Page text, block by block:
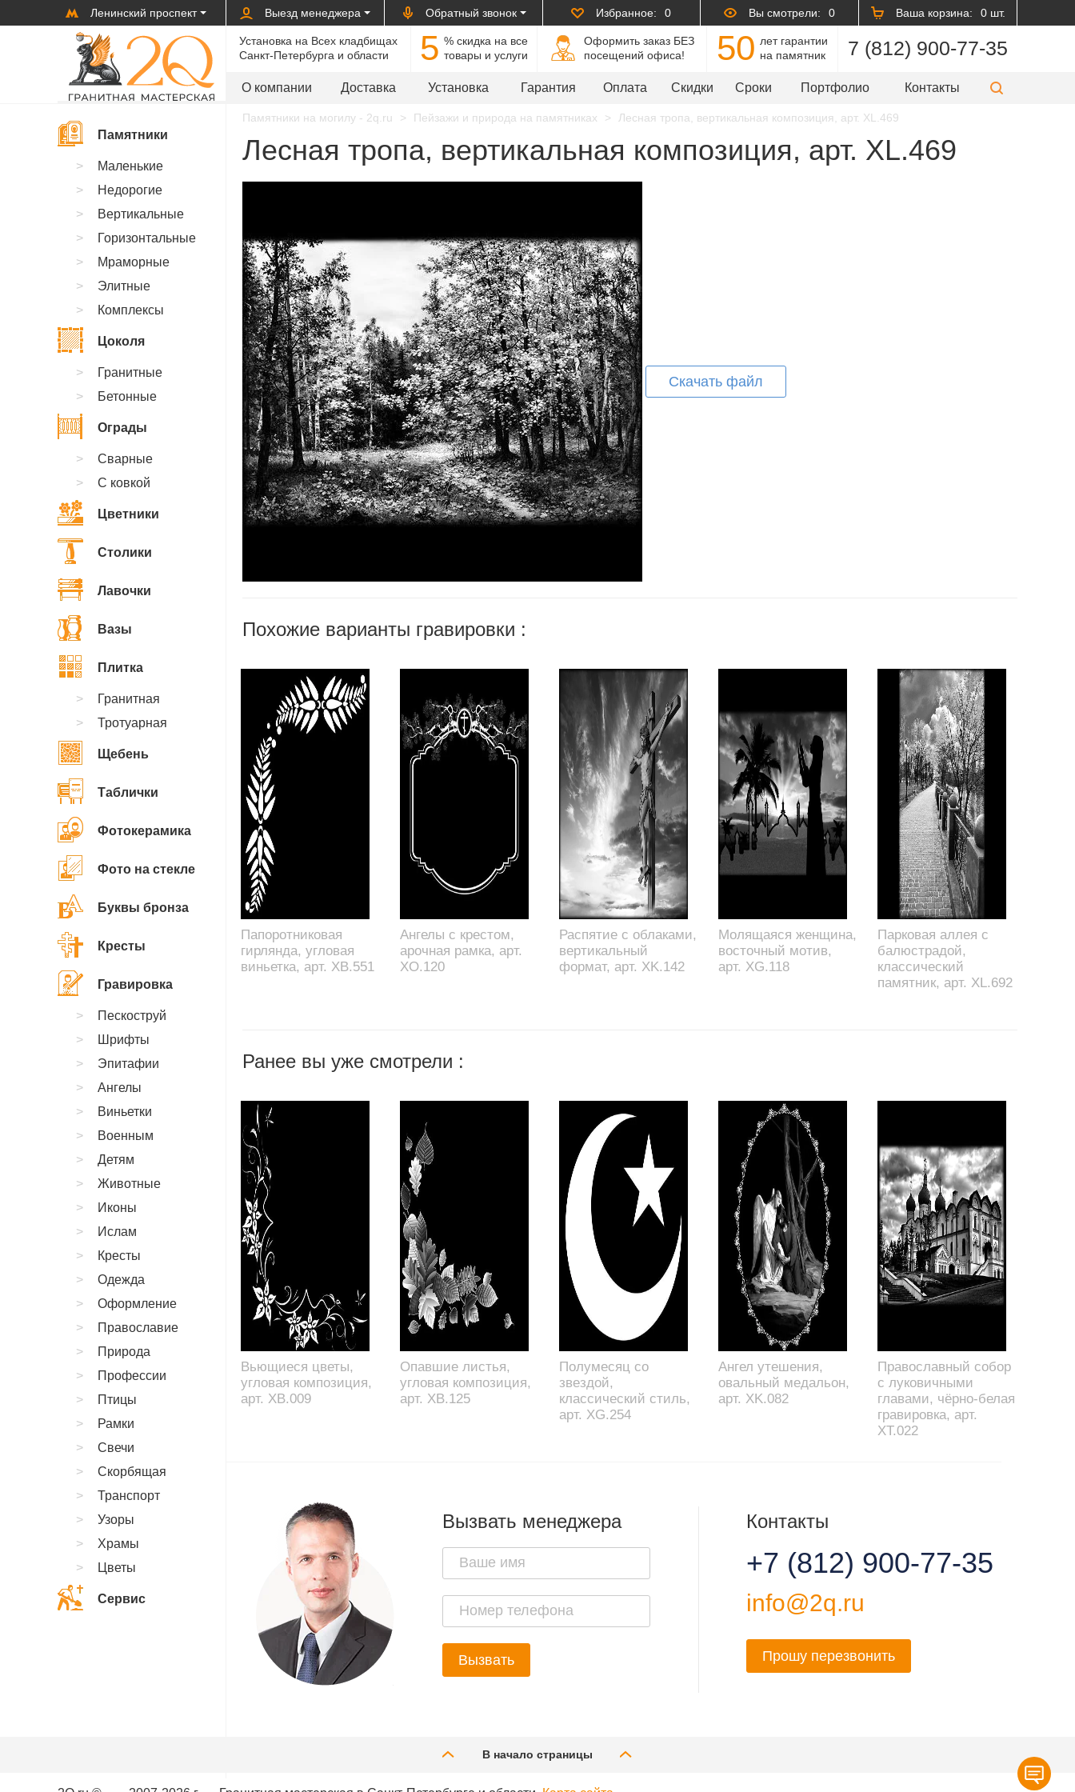
Ленинский проспект Выезд менеджера Обратный звонок Избранное: 0 Вы смотрели: 0 Ваша корзина: 0 шт.
Установка на Всех кладбищах
Санкт-Петербурга и области
5 % cкидка на все
товары и услуги
Оформить заказ БЕЗ
посещений офиса!
50 лет гарантии
на памятник
7 (812) 900-77-35
О компании Доставка Установка Гарантия Оплата Скидки Сроки Портфолио Контакты
Памятники на могилу - 2q.ru Пейзажи и природа на памятниках Лесная тропа, вертикальная композиция, арт. XL.469
Лесная тропа, вертикальная композиция, арт. XL.469
Скачать файл
Похожие варианты гравировки :
Папоротниковая
гирлянда, угловая
виньетка, арт. XB.551
Ангелы с крестом,
арочная рамка, арт.
XO.120
Распятие с облаками,
вертикальный
формат, арт. XK.142
Молящаяся женщина,
восточный мотив,
арт. XG.118
Парковая аллея с
балюстрадой,
классический
памятник, арт. XL.692
Ранее вы уже смотрели :
Вьющиеся цветы,
угловая композиция,
арт. XB.009
Опавшие листья,
угловая композиция,
арт. XB.125
Полумесяц со
звездой,
классический стиль,
арт. XG.254
Ангел утешения,
овальный медальон,
арт. XK.082
Православный собор
с луковичными
главами, чёрно-белая
гравировка, арт.
XT.022
Памятники
Маленькие
Недорогие
Вертикальные
Горизонтальные
Мраморные
Элитные
Комплексы
Цоколя
Гранитные
Бетонные
Ограды
Сварные
С ковкой
Цветники
Столики
Лавочки
Вазы
Плитка
Гранитная
Тротуарная
Щебень
Таблички
Фотокерамика
Фото на стекле
Буквы бронза
Кресты
Гравировка
Пескоструй
Шрифты
Эпитафии
Ангелы
Виньетки
Военным
Детям
Животные
Иконы
Ислам
Кресты
Одежда
Оформление
Православие
Природа
Профессии
Птицы
Рамки
Свечи
Скорбящая
Транспорт
Узоры
Храмы
Цветы
Сервис
Вызвать менеджера
Вызвать
Контакты
+7 (812) 900-77-35
info@2q.ru
Прошу перезвонить
В начало страницы